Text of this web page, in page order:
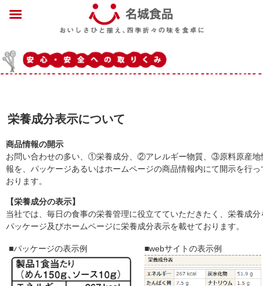
栄養成分表示について
商品情報の開示
お問い合わせの多い、①栄養成分、②アレルギー物質、③原料原産地
報を、パッケージあるいはホームページの商品情報内にて開示を行っ
おります。
【栄養成分の表示】
当社では、毎日の食事の栄養管理に役立てていただきたく、栄養成分
パッケージ及びホームページに栄養成分表示を載せております。
■パッケージの表示例 ■webサイトの表示例